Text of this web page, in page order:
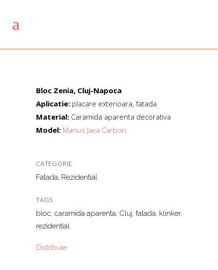
Bloc Zenia, Cluj-Napoca
Aplicatie: placare exterioara, fatada
Material: Caramida aparenta decorativa
Model: Manus Java Carbon
CATEGORIE
Fatada, Rezidential
TAGS
bloc, caramida aparenta, Cluj, fatada, klinker,
rezidential
Distribuie